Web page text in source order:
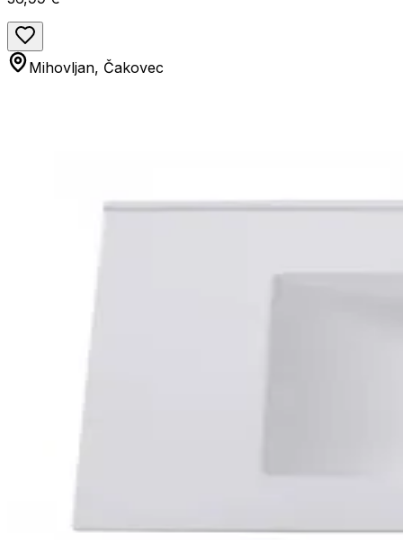
Mihovljan, Čakovec